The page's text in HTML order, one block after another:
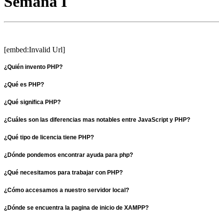
[embed:Invalid Url]
¿Quién invento PHP?
¿Qué es PHP?
¿Qué significa PHP?
¿Cuáles son las diferencias mas notables entre JavaScript y PHP?
¿Qué tipo de licencia tiene PHP?
¿Dónde pondemos encontrar ayuda para php?
¿Qué necesitamos para trabajar con PHP?
¿Cómo accesamos a nuestro servidor local?
¿Dónde se encuentra la pagina de inicio de XAMPP?